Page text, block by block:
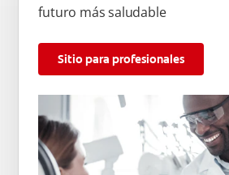
futuro más saludable
Sitio para profesionales